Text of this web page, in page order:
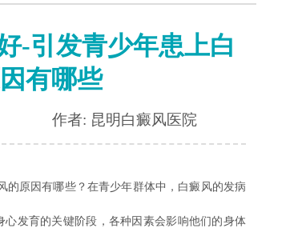
-引发青少年患上白
有哪些
作者: 昆明白癜风医院
的原因有哪些？在青少年群体中，白癜风的发病
发育的关键阶段，各种因素会影响他们的身体